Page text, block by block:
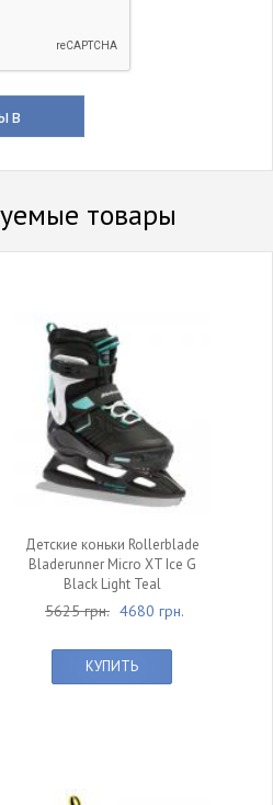
товары
Детские коньки Rollerblade
Bladerunner Micro XT Ice G
Black Light Teal
5625 грн. 4680 грн.
КУПИТЬ